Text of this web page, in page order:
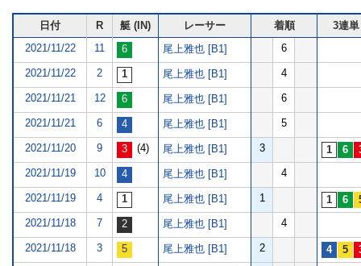
日付 R 艇 (IN) レーサー 着順
3連単
2021/11/22
11 尾上雅也 [B1] 6
2021/11/22 2 尾上雅也 [B1] 4
2021/11/21 12 尾上雅也 [B1] 6
2021/11/21 6 尾上雅也 [B1] 5
2021/11/20 9 (4) 尾上雅也 [B1] 3
2021/11/19 10 尾上雅也 [B1] 4
2021/11/19 4 尾上雅也 [B1] 1
2021/11/18 7 尾上雅也 [B1] 4
2021/11/18 3 尾上雅也 [B1] 2